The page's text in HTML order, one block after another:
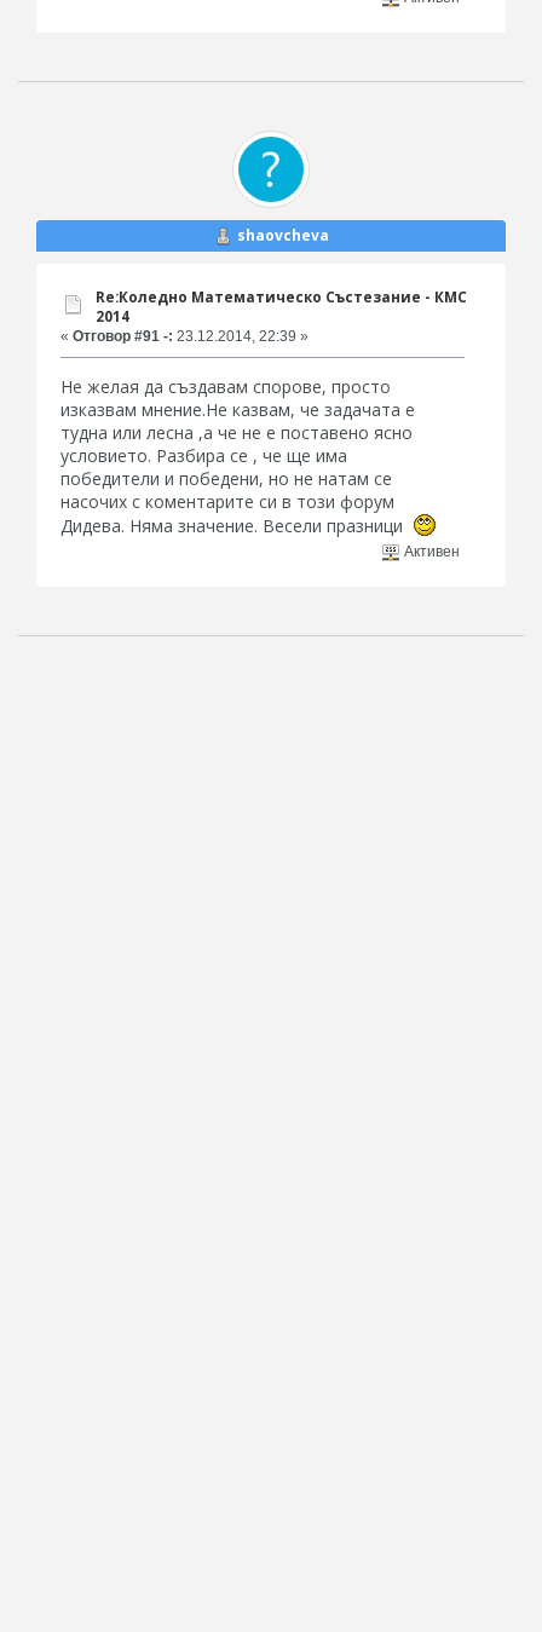
shaovcheva
Re:Коледно Математическо Състезание - КМС
2014
« Отговор #91 -: 23.12.2014, 22:39 »
Не желая да създавам спорове, просто
изказвам мнение.Не казвам, че задачата е
тудна или лесна ,а че не е поставено ясно
условието. Разбира се , че ще има
победители и победени, но не натам се
насочих с коментарите си в този форум
Дидева. Няма значение. Весели празници
Активен